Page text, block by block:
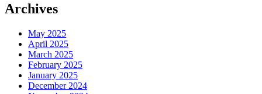
Archives
May 2025
April 2025
March 2025
February 2025
January 2025
December 2024